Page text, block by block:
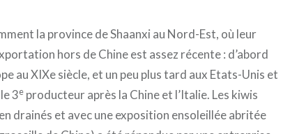
la province de Shaanxi au Nord-Est, où leur
hors de Chine est assez récente : d’abord
au XIXe siècle, et un peu plus tard aux Etats-Unis et
3e producteur après la Chine et l’Italie. Les kiwis
drainés et avec une exposition ensoleillée abritée